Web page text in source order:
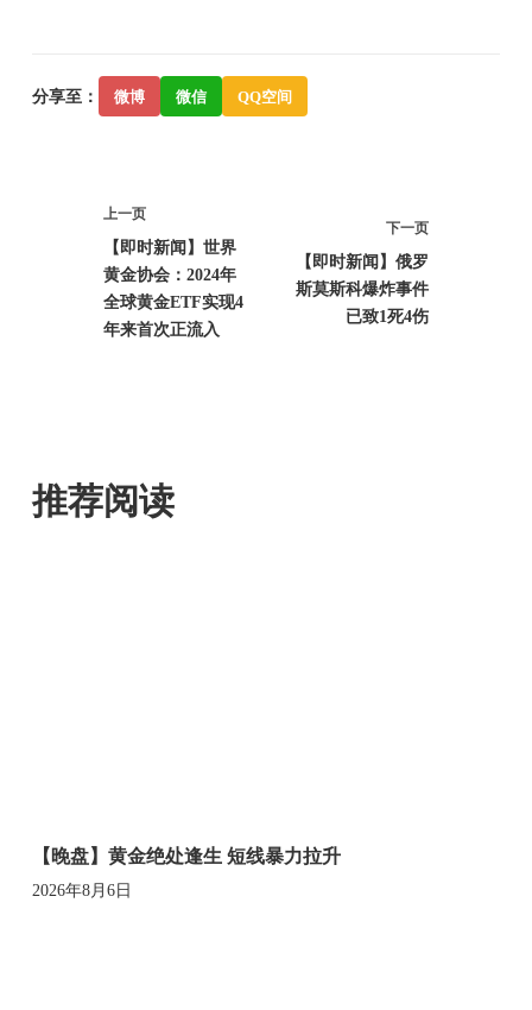
分享至： 微博 微信 QQ空间
上一页
【即时新闻】世界
黄金协会：2024年
全球黄金ETF实现4
年来首次正流入
下一页
【即时新闻】俄罗
斯莫斯科爆炸事件
已致1死4伤
推荐阅读
【晚盘】黄金绝处逢生 短线暴力拉升
2026年8月6日